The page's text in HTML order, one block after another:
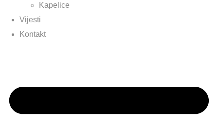
Kapelice
Vijesti
Kontakt